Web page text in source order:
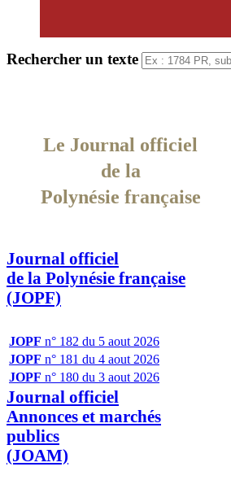
Rechercher un texte
Le Journal officiel
de la
Polynésie française
Journal officiel
de la Polynésie française
(JOPF)
JOPF n° 182 du 5 aout 2026
JOPF n° 181 du 4 aout 2026
JOPF n° 180 du 3 aout 2026
Journal officiel
Annonces et marchés
publics
(JOAM)